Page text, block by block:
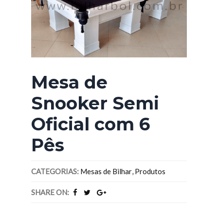
Mesa de
Snooker Semi
Oficial com 6
Pês
CATEGORIAS: Mesas de Bilhar,Produtos
SHARE ON: